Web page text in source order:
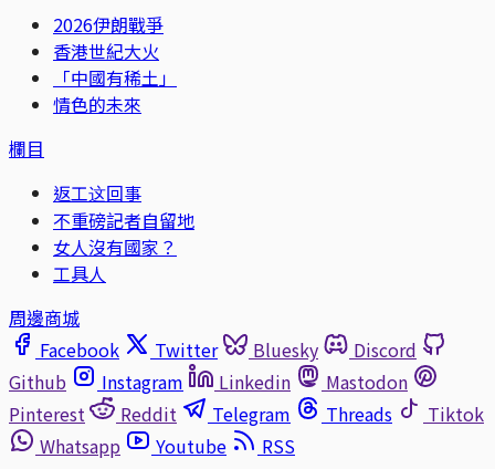
2026伊朗戰爭
香港世紀大火
「中國有稀土」
情色的未來
欄目
返工这回事
不重磅記者自留地
女人沒有國家？
工具人
周邊商城
Facebook
Twitter Bluesky
Discord
Github
Instagram Linkedin
Mastodon
Pinterest
Reddit Telegram Threads
Tiktok
Whatsapp
Youtube
RSS